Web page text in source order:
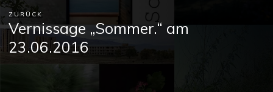
ZURÜCK
Vernissage „Sommer.“ am
23.06.2016